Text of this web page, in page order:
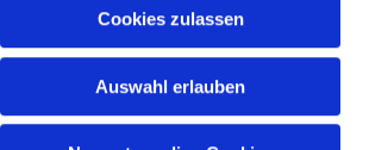
Cookies zulassen
Auswahl erlauben